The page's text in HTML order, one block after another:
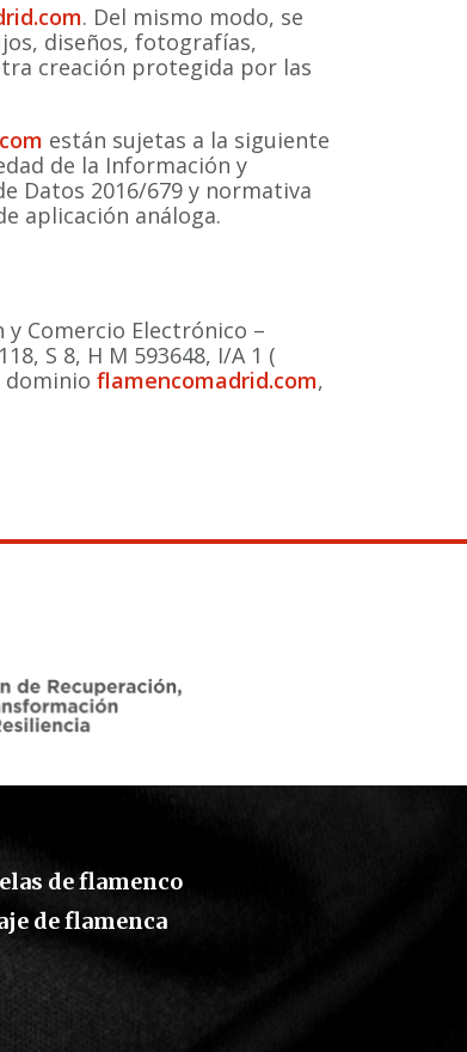
. Del mismo modo, se
diseños, fotografías,
creación protegida por las
están sujetas a la siguiente
de la Información y
Datos 2016/679 y normativa
aplicación análoga.
Comercio Electrónico –
S 8, H M 593648, I/A 1 (
dominio flamencomadrid.com,
de flamenco
de flamenca